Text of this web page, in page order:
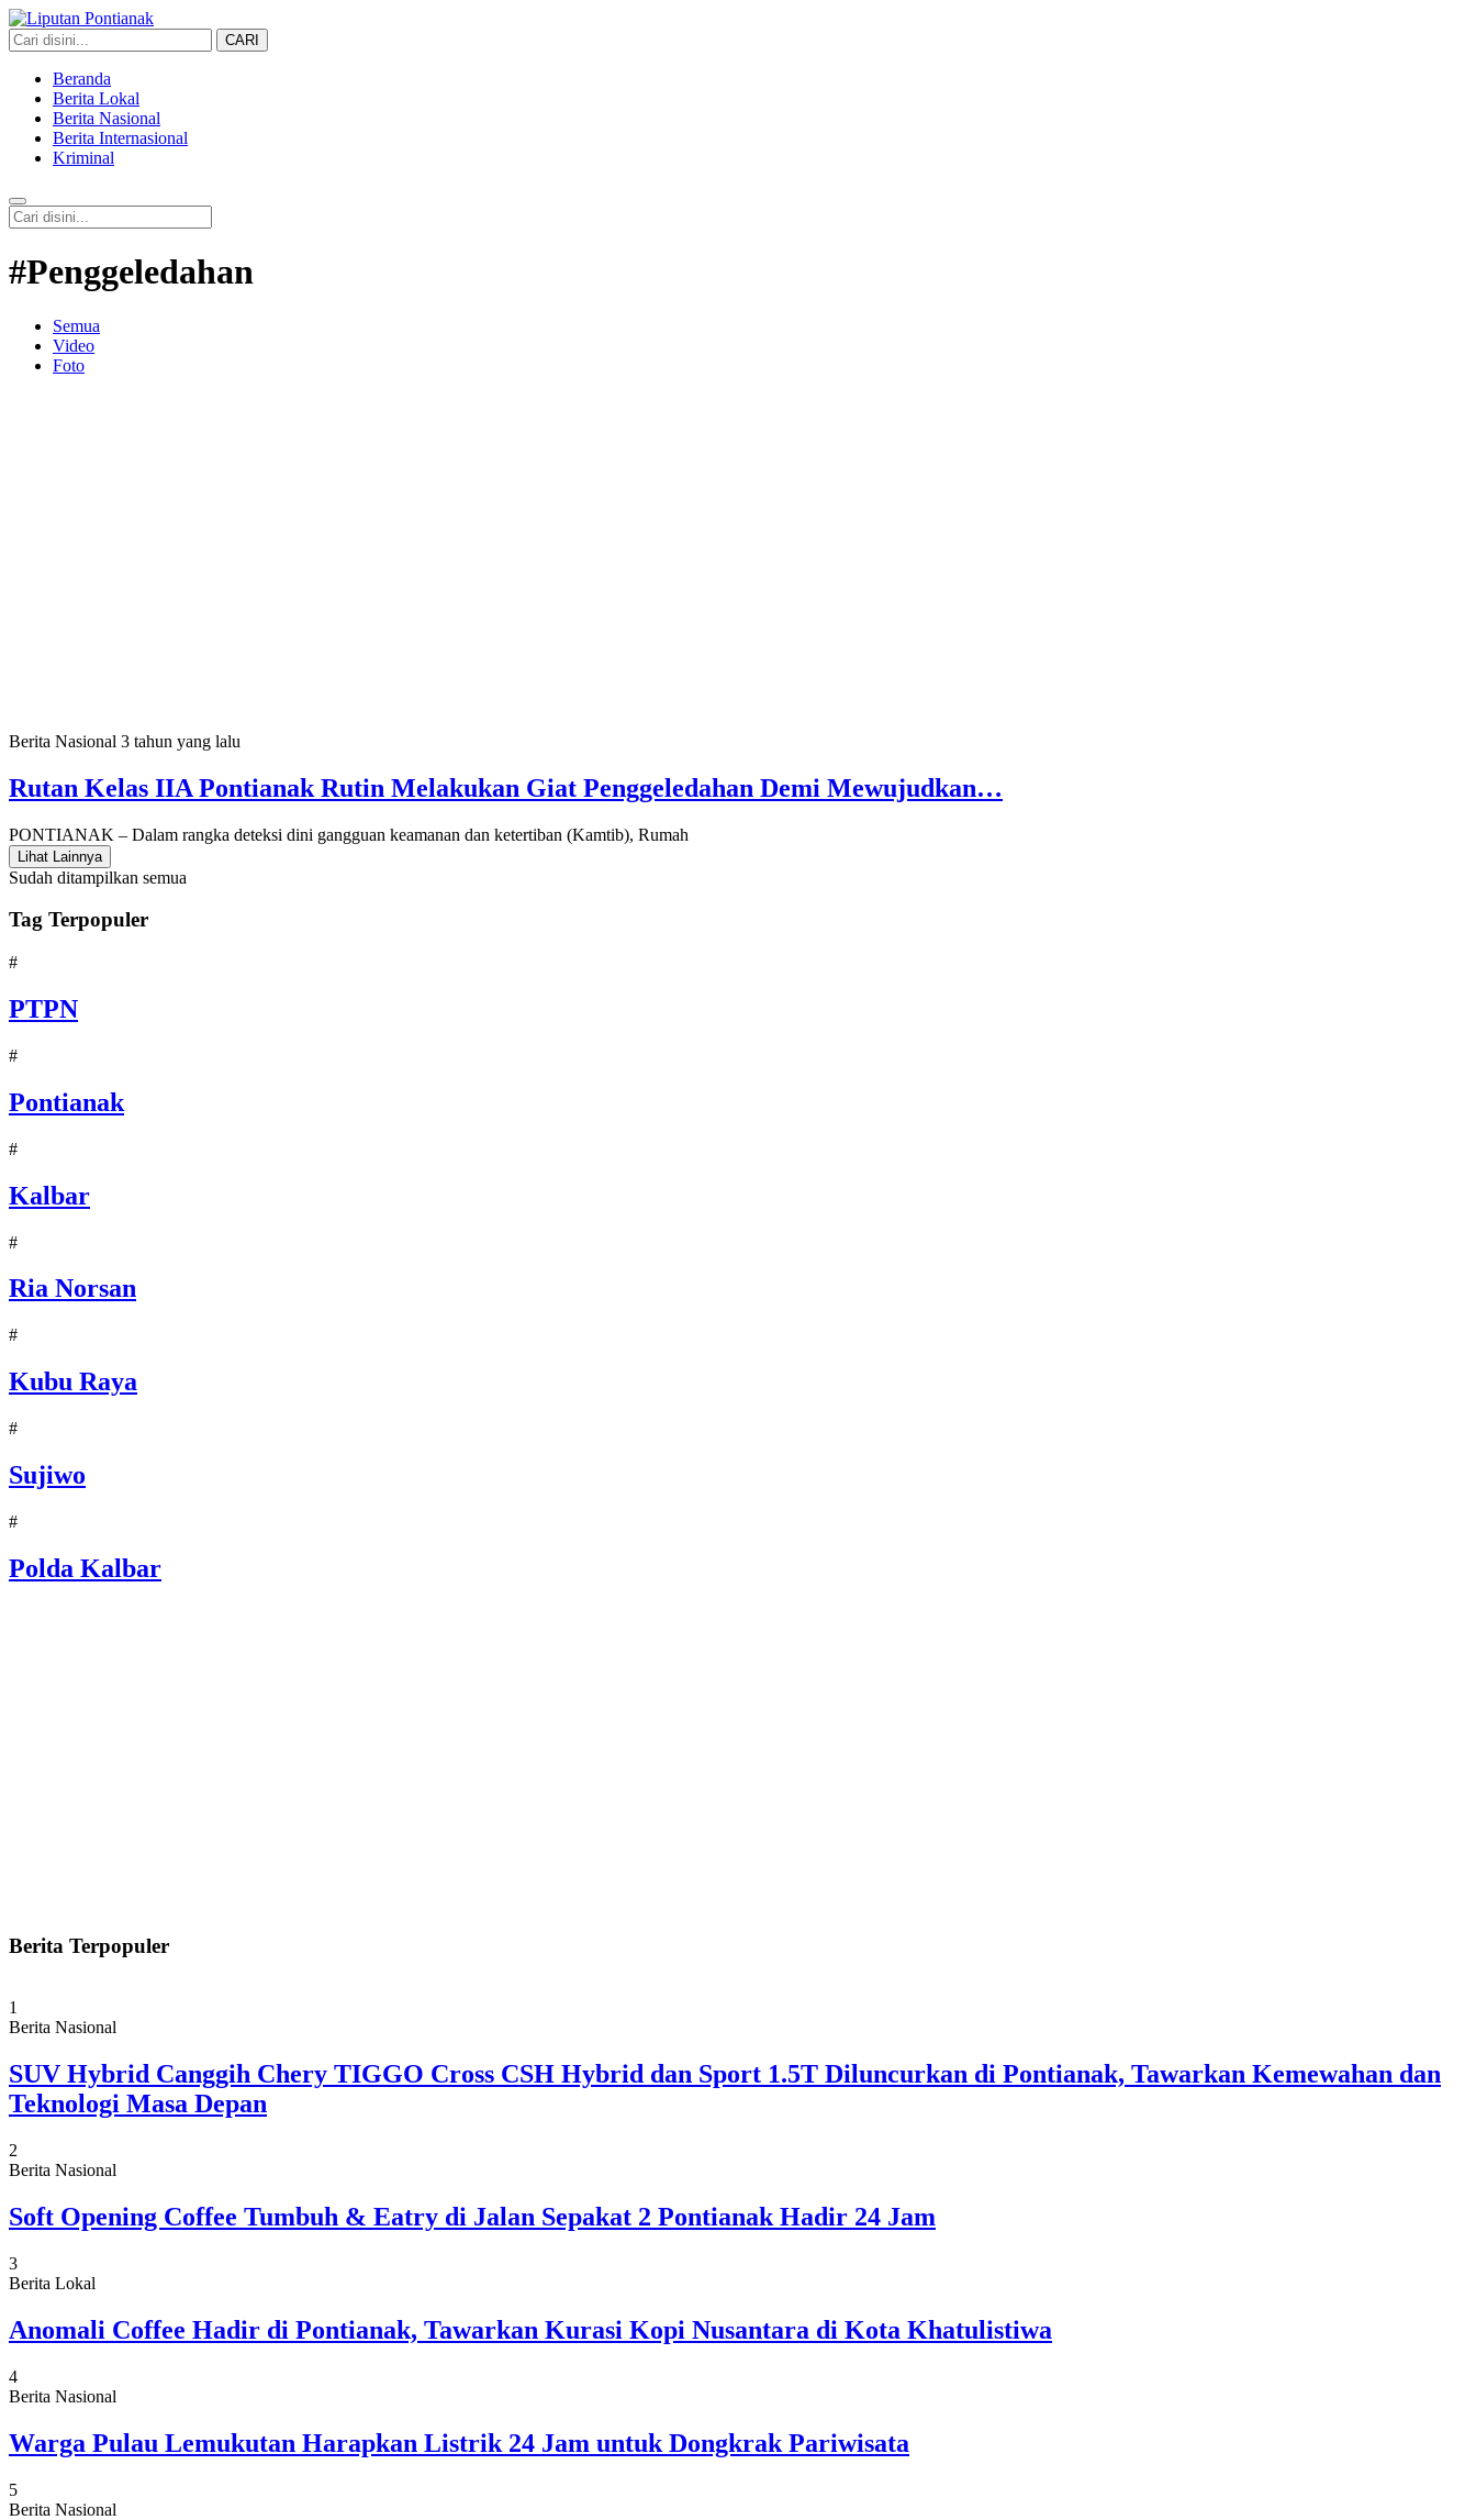
Liputan Pontianak
Berita Terkini dan TerUpdate
CARI
Beranda
Berita Lokal
Berita Nasional
Berita Internasional
Kriminal
#Penggeledahan
Semua
Video
Foto
Berita Nasional 3 tahun yang lalu
Rutan Kelas IIA Pontianak Rutin Melakukan Giat Penggeledahan Demi Mewujudkan…
PONTIANAK – Dalam rangka deteksi dini gangguan keamanan dan ketertiban (Kamtib), Rumah
Lihat Lainnya
Sudah ditampilkan semua
Tag Terpopuler
#
PTPN
#
Pontianak
#
Kalbar
#
Ria Norsan
#
Kubu Raya
#
Sujiwo
#
Polda Kalbar
Berita Terpopuler
1
Berita Nasional
SUV Hybrid Canggih Chery TIGGO Cross CSH Hybrid dan Sport 1.5T Diluncurkan di Pontianak, Tawarkan Kemewahan dan
Teknologi Masa Depan
2
Berita Nasional
Soft Opening Coffee Tumbuh & Eatry di Jalan Sepakat 2 Pontianak Hadir 24 Jam
3
Berita Lokal
Anomali Coffee Hadir di Pontianak, Tawarkan Kurasi Kopi Nusantara di Kota Khatulistiwa
4
Berita Nasional
Warga Pulau Lemukutan Harapkan Listrik 24 Jam untuk Dongkrak Pariwisata
5
Berita Nasional